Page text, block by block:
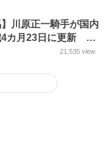
】川原正一騎手が国内
4カ月23日に更新 的
21,535 view